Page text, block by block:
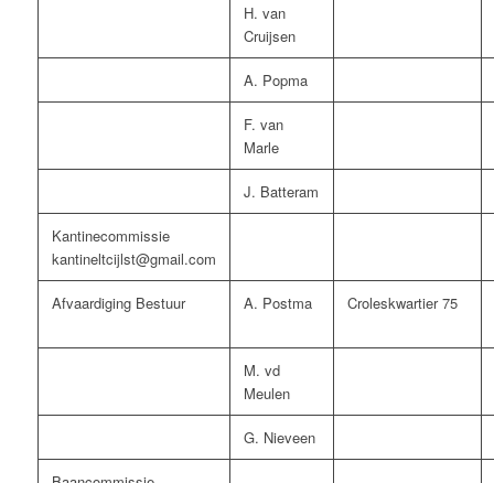
H. van
Cruijsen
A. Popma
F. van
Marle
J. Batteram
Kantinecommissie
kantineltcijlst@gmail.com
Afvaardiging Bestuur A. Postma Croleskwartier 75
M. vd
Meulen
G. Nieveen